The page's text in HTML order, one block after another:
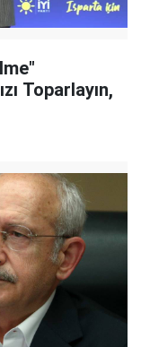
Toparlayın,